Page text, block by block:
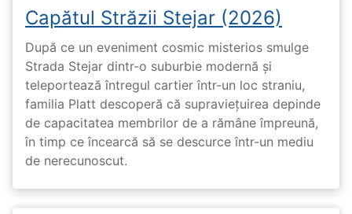
Capătul Străzii Stejar (2026)
După ce un eveniment cosmic misterios smulge
Strada Stejar dintr-o suburbie modernă și
teleportează întregul cartier într-un loc straniu,
familia Platt descoperă că supraviețuirea depinde
de capacitatea membrilor de a rămâne împreună,
în timp ce încearcă să se descurce într-un mediu
de nerecunoscut.